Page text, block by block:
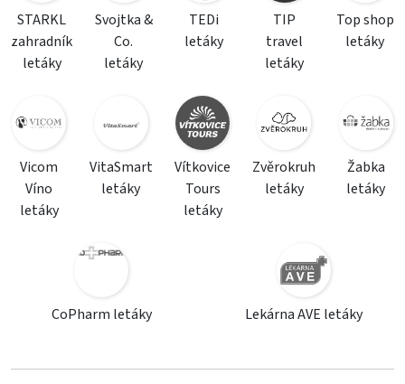
STARKL
zahradník
letáky
Svojtka &
Co.
letáky
TEDi
letáky
TIP
travel
letáky
Top shop
letáky
Vicom
Víno
letáky
VitaSmart
letáky
Vítkovice
Tours
letáky
Zvěrokruh
letáky
Žabka
letáky
CoPharm letáky Lekárna AVE letáky